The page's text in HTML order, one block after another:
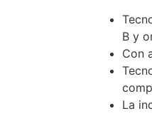
B y
Con
La